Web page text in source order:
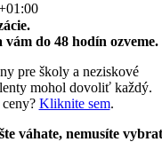
do 48 hodín ozveme.
pre školy a neziskové
mohol dovoliť každý.
Kliknite sem.
váhate, nemusíte